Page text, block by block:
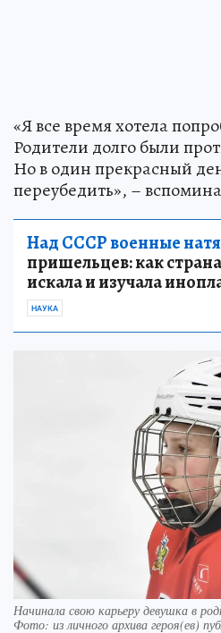
«Я все время хотела
Родители долго были
Но в один прекрасный
переубедить», –
Над СССР военные
пришельцев: как
искала и изучала
НАУКА
Начинала свою карьеру девушка в
Фото: из личного архива героя(ев)